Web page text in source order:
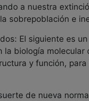
a nuestra
sobrepoblación e
El siguiente es
la biología
y función,
de nueva